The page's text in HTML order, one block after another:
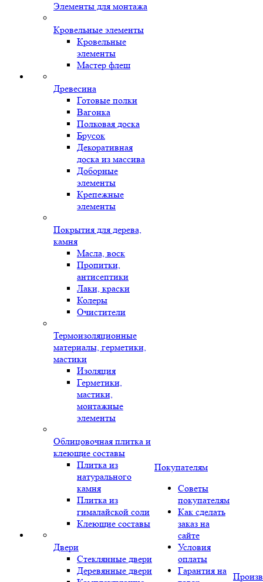
Элементы для монтажа
Кровельные элементы
Кровельные
элементы
Мастер флеш
Древесина
Готовые полки
Вагонка
Полковая доска
Брусок
Декоративная
доска из массива
Доборные
элементы
Крепежные
элементы
Покрытия для дерева,
камня
Масла, воск
Пропитки,
антисептики
Лаки, краски
Колеры
Очистители
Термоизоляционные
материалы, герметики,
мастики
Изоляция
Герметики,
мастики,
монтажные
элементы
Облицовочная плитка и
клеющие составы
Плитка из
натурального
камня
Плитка из
гималайской соли
Клеющие составы
Двери
Стеклянные двери
Деревянные двери
Покупателям
Советы
покупателям
Как сделать
заказ на
сайте
Условия
оплаты
Гарантия на